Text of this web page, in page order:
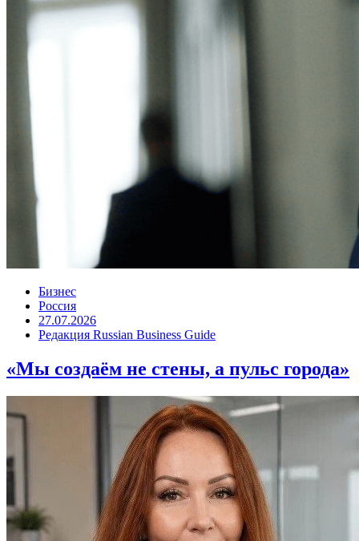
Бизнес
Россия
27.07.2026
Редакция Russian Business Guide
«Мы создаём не стены, а пульс города»